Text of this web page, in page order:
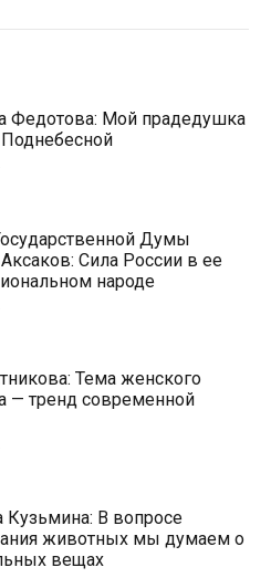
Федотова: Мой прадедушка
Думы
Сила России в ее
народе
Тема женского
— тренд современной
Кузьмина: В вопросе
животных мы думаем о
вещах